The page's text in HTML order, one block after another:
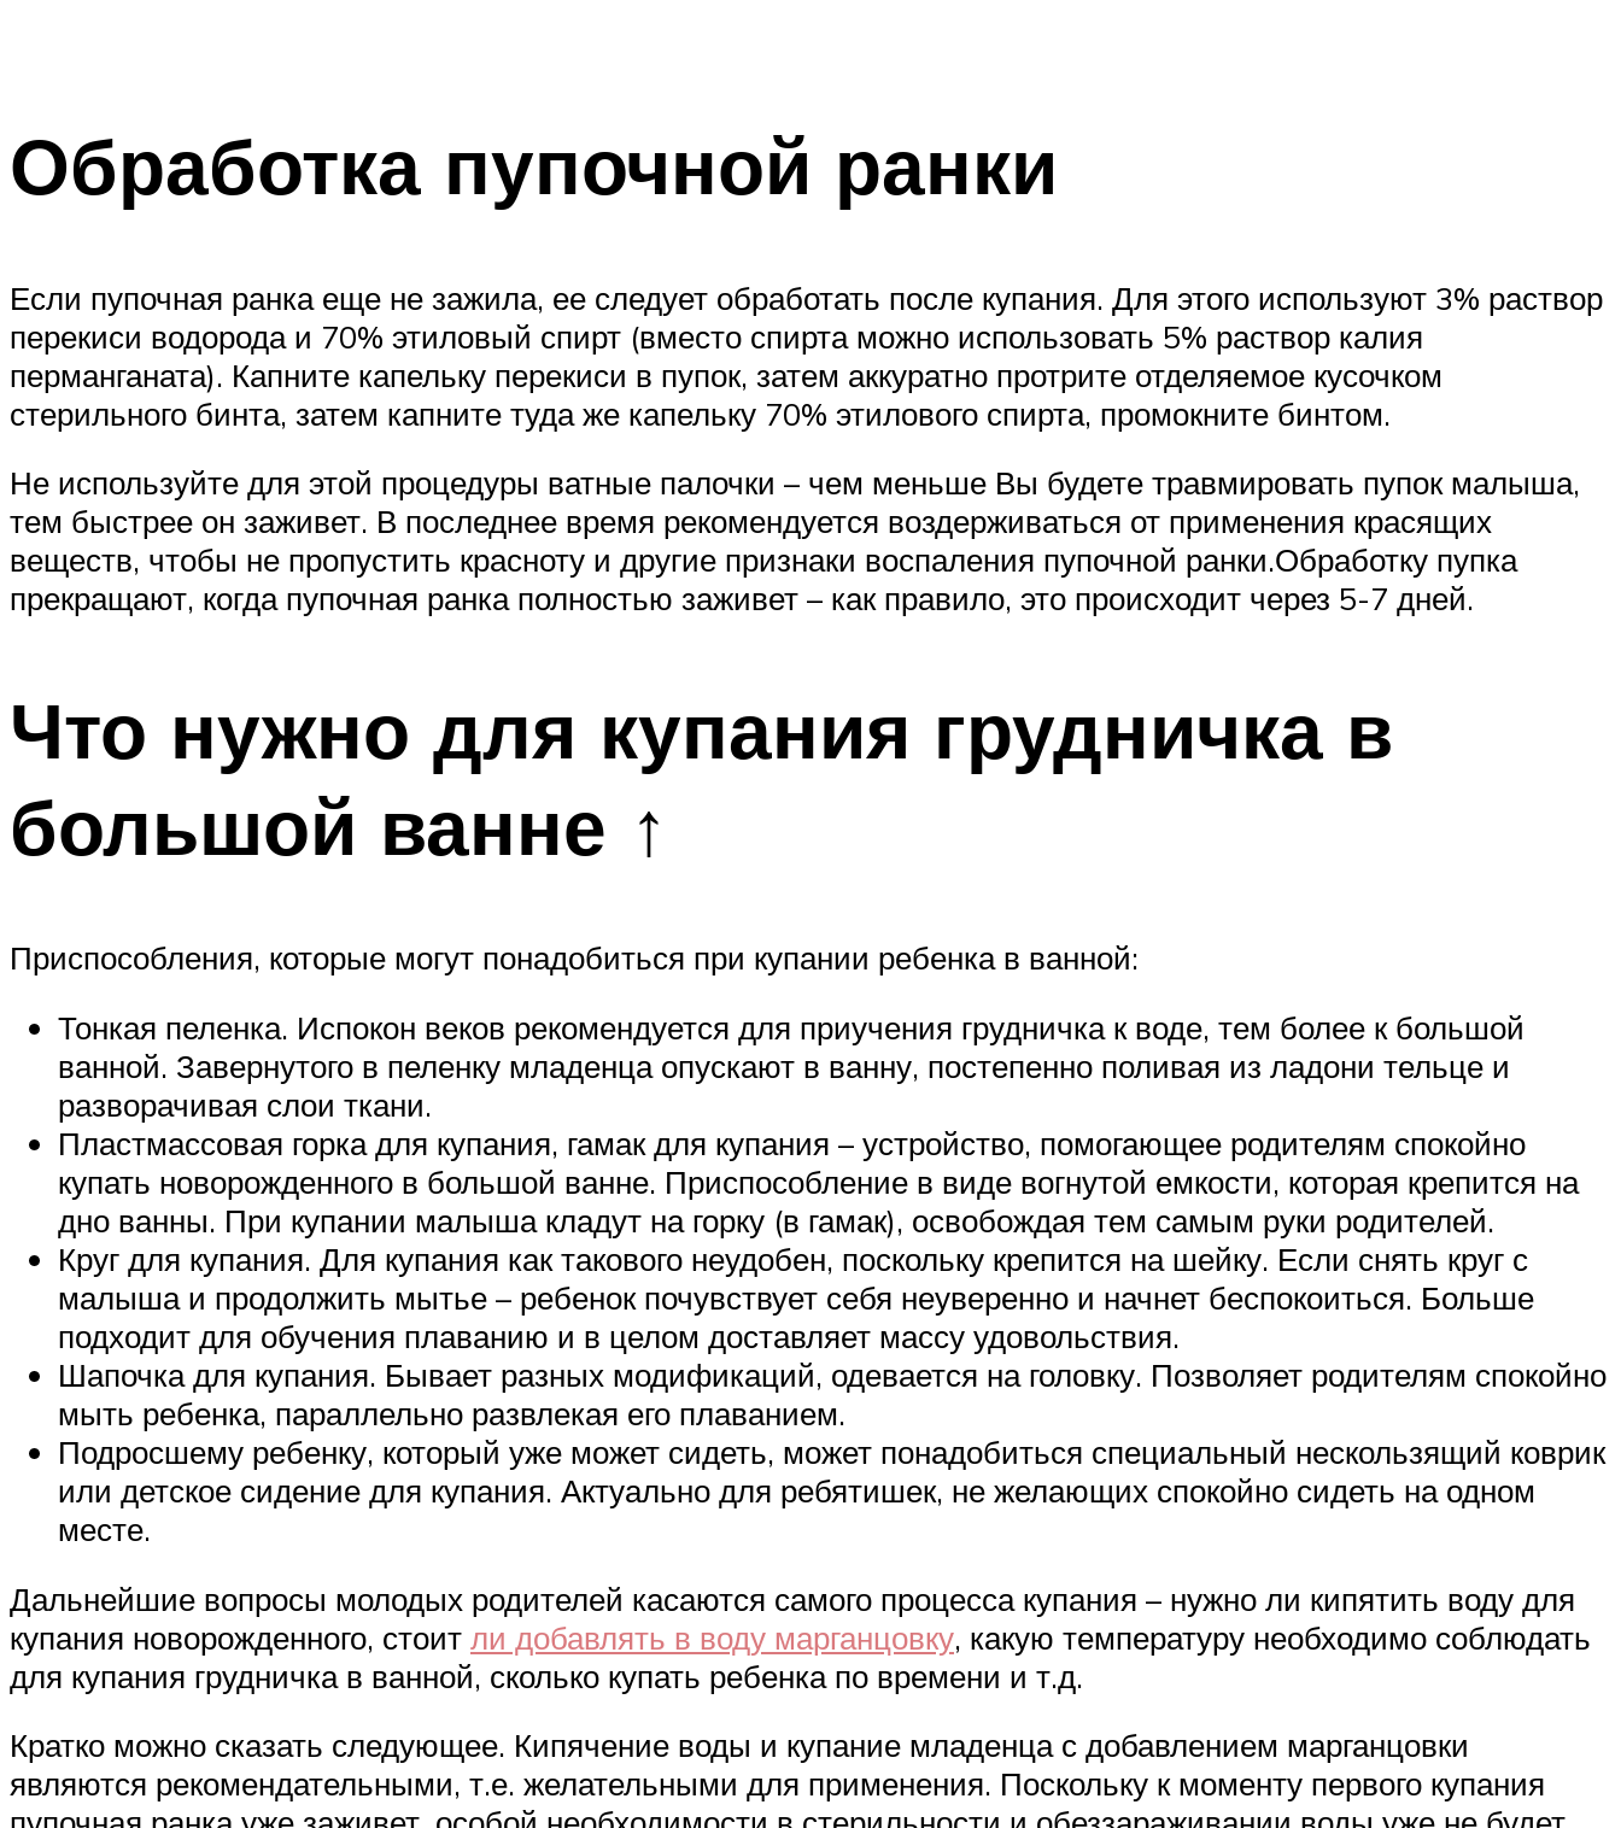
Обработка пупочной ранки
Если пупочная ранка еще не зажила, ее следует обработать после купания. Для этого используют 3% раствор
перекиси водорода и 70% этиловый спирт (вместо спирта можно использовать 5% раствор калия
перманганата). Капните капельку перекиси в пупок, затем аккуратно протрите отделяемое кусочком
стерильного бинта, затем капните туда же капельку 70% этилового спирта, промокните бинтом.
Не используйте для этой процедуры ватные палочки – чем меньше Вы будете травмировать пупок малыша,
тем быстрее он заживет. В последнее время рекомендуется воздерживаться от применения красящих
веществ, чтобы не пропустить красноту и другие признаки воспаления пупочной ранки.Обработку пупка
прекращают, когда пупочная ранка полностью заживет – как правило, это происходит через 5-7 дней.
Что нужно для купания грудничка в
большой ванне ↑
Приспособления, которые могут понадобиться при купании ребенка в ванной:
Тонкая пеленка. Испокон веков рекомендуется для приучения грудничка к воде, тем более к большой
ванной. Завернутого в пеленку младенца опускают в ванну, постепенно поливая из ладони тельце и
разворачивая слои ткани.
Пластмассовая горка для купания, гамак для купания – устройство, помогающее родителям спокойно
купать новорожденного в большой ванне. Приспособление в виде вогнутой емкости, которая крепится на
дно ванны. При купании малыша кладут на горку (в гамак), освобождая тем самым руки родителей.
Круг для купания. Для купания как такового неудобен, поскольку крепится на шейку. Если снять круг с
малыша и продолжить мытье – ребенок почувствует себя неуверенно и начнет беспокоиться. Больше
подходит для обучения плаванию и в целом доставляет массу удовольствия.
Шапочка для купания. Бывает разных модификаций, одевается на головку. Позволяет родителям спокойно
мыть ребенка, параллельно развлекая его плаванием.
Подросшему ребенку, который уже может сидеть, может понадобиться специальный нескользящий коврик
или детское сидение для купания. Актуально для ребятишек, не желающих спокойно сидеть на одном
месте.
Дальнейшие вопросы молодых родителей касаются самого процесса купания – нужно ли кипятить воду для
купания новорожденного, стоит ли добавлять в воду марганцовку, какую температуру необходимо соблюдать
для купания грудничка в ванной, сколько купать ребенка по времени и т.д.
Кратко можно сказать следующее. Кипячение воды и купание младенца с добавлением марганцовки
являются рекомендательными, т.е. желательными для применения. Поскольку к моменту первого купания